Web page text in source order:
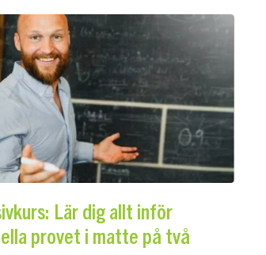
Lär dig allt inför
provet i matte på två